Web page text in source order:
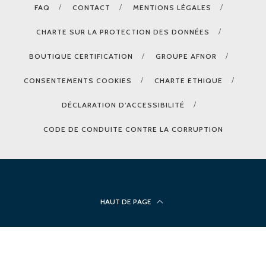
FAQ CONTACT MENTIONS LÉGALES
CHARTE SUR LA PROTECTION DES DONNÉES
BOUTIQUE CERTIFICATION GROUPE AFNOR
CONSENTEMENTS COOKIES CHARTE ETHIQUE
DÉCLARATION D’ACCESSIBILITÉ
CODE DE CONDUITE CONTRE LA CORRUPTION
HAUT DE PAGE